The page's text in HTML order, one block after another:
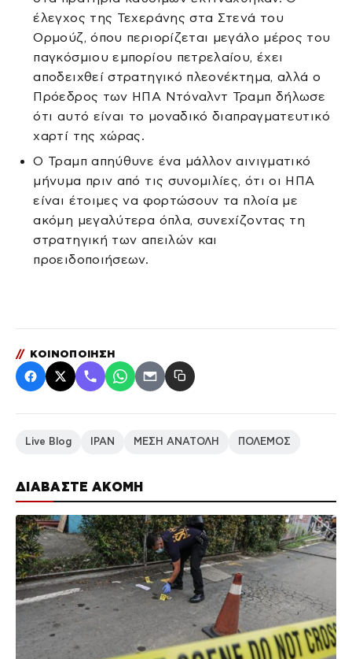
ΔΙΑΒΑΣΤΕ ΑΚΟΜΗ
έλεγχος της Τεχεράνης στα Στενά του
Ορμούζ, όπου περιορίζεται μεγάλο μέρος του
παγκόσμιου εμπορίου πετρελαίου, έχει
αποδειχθεί στρατηγικό πλεονέκτημα, αλλά ο
Πρόεδρος των ΗΠΑ Ντόναλντ Τραμπ δήλωσε
ότι αυτό είναι το μοναδικό διαπραγματευτικό
χαρτί της χώρας.
Ο Τραμπ απηύθυνε ένα μάλλον αινιγματικό
μήνυμα πριν από τις συνομιλίες, ότι οι ΗΠΑ
είναι έτοιμες να φορτώσουν τα πλοία με
ακόμη μεγαλύτερα όπλα, συνεχίζοντας τη
στρατηγική των απειλών και
προειδοποιήσεων.
// ΚΟΙΝΟΠΟΙΗΣΗ
Live Blog ΙΡΑΝ ΜΕΣΗ ΑΝΑΤΟΛΗ ΠΟΛΕΜΟΣ